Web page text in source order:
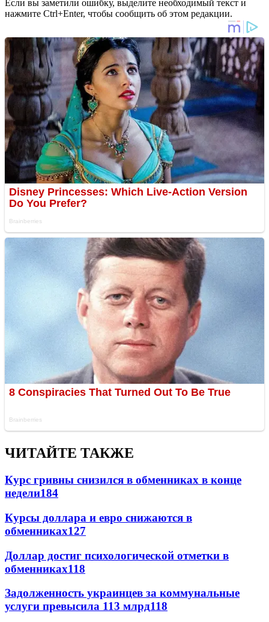
Если вы заметили ошибку, выделите необходимый текст и
нажмите Ctrl+Enter, чтобы сообщить об этом редакции.
ЧИТАЙТЕ ТАКЖЕ
Курс гривны снизился в обменниках в конце
недели184
Курсы доллара и евро снижаются в
обменниках127
Доллар достиг психологической отметки в
обменниках118
Задолженность украинцев за коммунальные
услуги превысила 113 млрд118